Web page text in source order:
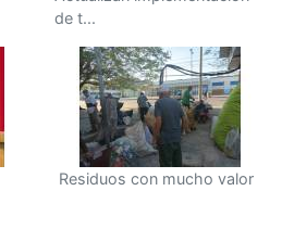
de t...
Residuos con mucho valor